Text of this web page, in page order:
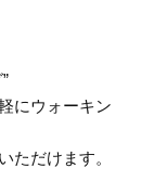
にウォーキン
ただけます。